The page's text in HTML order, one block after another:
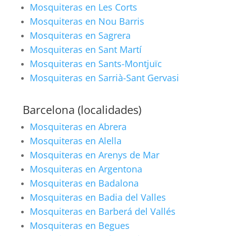
Mosquiteras en Les Corts
Mosquiteras en Nou Barris
Mosquiteras en Sagrera
Mosquiteras en Sant Martí
Mosquiteras en Sants-Montjuïc
Mosquiteras en Sarrià-Sant Gervasi
Barcelona (localidades)
Mosquiteras en Abrera
Mosquiteras en Alella
Mosquiteras en Arenys de Mar
Mosquiteras en Argentona
Mosquiteras en Badalona
Mosquiteras en Badia del Valles
Mosquiteras en Barberá del Vallés
Mosquiteras en Begues